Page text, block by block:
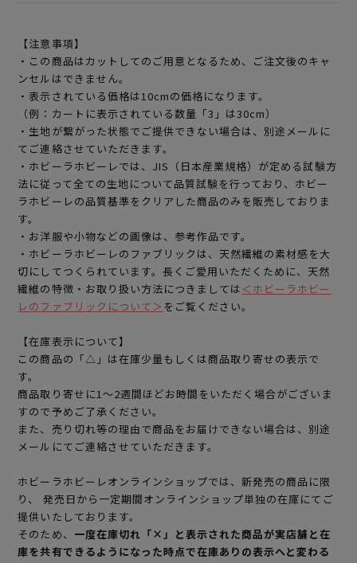
【注意事項】
・この商品はカットしてのご用意となるため、ご注文後のキャ
ンセルはできません。
・表示されている価格は10cmの価格になります。
（例：カートに表示されている数量「3」は30cm）
・生地が繋がった状態でご提供できない場合は、別途メールに
てご連絡させていただきます。
・ホビーラホビーレでは、JIS（日本産業規格）が定める試験方
法に従って全ての生地について品質試験を行っており、ホビー
ラホビーレの品質基準をクリアした商品のみを販売しておりま
す。
・お洋服や小物などの画像は、参考作品です。
・ホビーラホビーレのファブリックは、天然繊維の素材感を大
切にしてつくられています。長くご愛用いただくために、天然
繊維の特徴・お取り扱い方法につきましては ＜ホビーラホビー
レのファブリックについて＞ をご覧ください。
【在庫表示について】
この商品の「△」は在庫少量もしくは商品取り寄せの表示で
す。
商品取り寄せに1～2週間ほどお時間をいただく場合がございま
すので予めご了承ください。
また、売り切れ等の理由で商品をお届けできない場合は、別途
メールにてご連絡させていただきます。
ホビーラホビーレオンラインショップでは、新発売の商品に限
り、 発売日から一定期間オンラインショップ単独の在庫にてご
提供いたしております。
そのため、 一度在庫切れ「×」と表示された商品が実店舗と在
庫を共有できるようになった時点で在庫ありの表示へと変わる